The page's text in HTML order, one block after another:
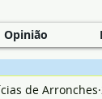
Opinião
de Arronches